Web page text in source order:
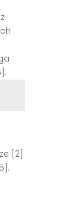
[2]